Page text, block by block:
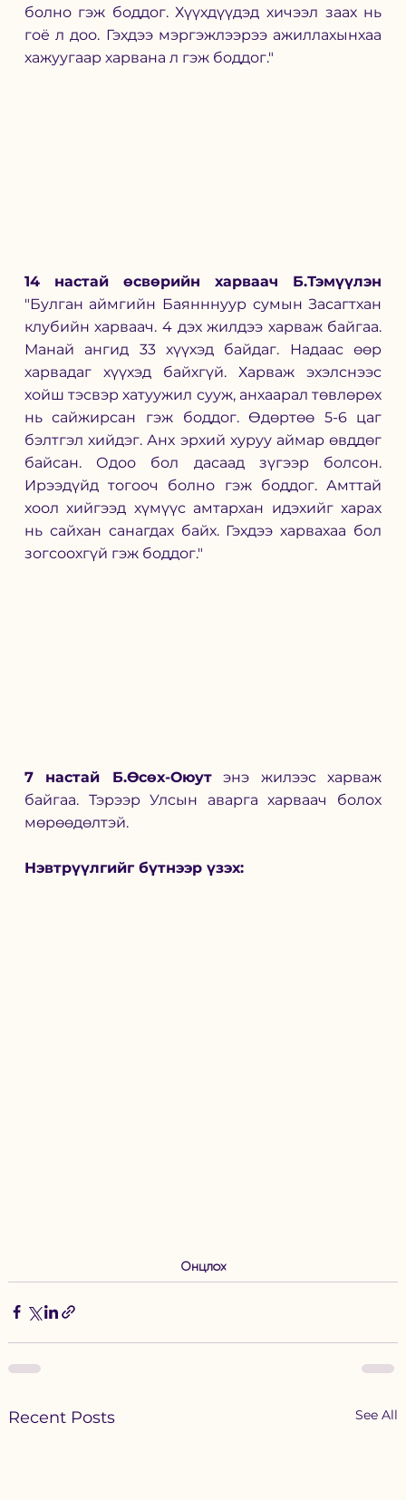
болно гэж боддог. Хүүхдүүдэд хичээл заах нь
гоё л доо. Гэхдээ мэргэжлээрээ ажиллахынхаа
хажуугаар харвана л гэж боддог."
"Булган аймгийн Баянннуур сумын Засагтхан
клубийн харваач. 4 дэх жилдээ харваж байгаа.
Манай ангид 33 хүүхэд байдаг. Надаас өөр
харвадаг хүүхэд байхгүй. Харваж эхэлснээс
хойш тэсвэр хатуужил сууж, анхаарал төвлөрөх
нь сайжирсан гэж боддог. Өдөртөө 5-6 цаг
бэлтгэл хийдэг. Анх эрхий хуруу аймар өвддөг
байсан. Одоо бол дасаад зүгээр болсон.
Ирээдүйд тогооч болно гэж боддог. Амттай
хоол хийгээд хүмүүс амтархан идэхийг харах
нь сайхан санагдах байх. Гэхдээ харвахаа бол
зогсоохгүй гэж боддог."
7 настай Б.Өсөх-Оюут энэ жилээс харваж
байгаа. Тэрээр Улсын аварга харваач болох
мөрөөдөлтэй.
Нэвтрүүлгийг бүтнээр үзэх:
Онцлох
Recent Posts See All